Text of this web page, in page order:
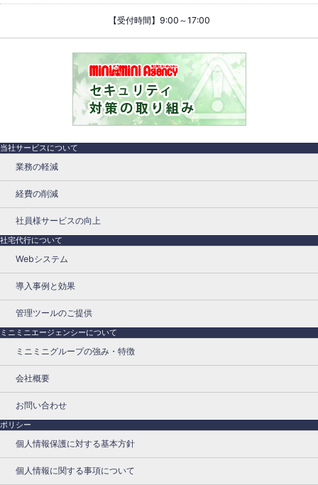
【受付時間】9:00～17:00
当社サービスについて
業務の軽減
経費の削減
社員様サービスの向上
社宅代行について
Webシステム
導入事例と効果
管理ツールのご提供
ミニミニエージェンシーについて
ミニミニグループの強み・特徴
会社概要
お問い合わせ
ポリシー
個人情報保護に対する基本方針
個人情報に関する事項について